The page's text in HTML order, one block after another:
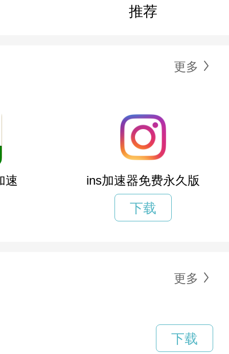
推荐
更多
速 ins加速器免费永久版
下载
更多
下载